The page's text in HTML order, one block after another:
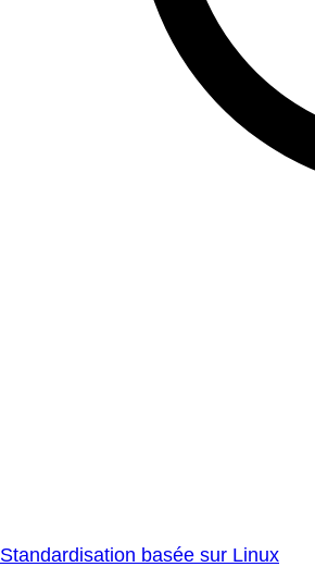
Standardisation basée sur Linux